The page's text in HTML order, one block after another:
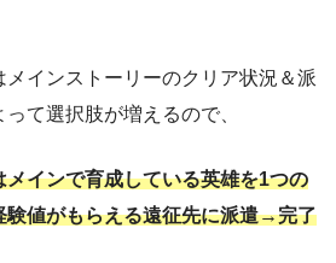
インストーリーのクリア状況＆派
て選択肢が増えるので、
インで育成している英雄を1つの
験値がもらえる遠征先に派遣→完了